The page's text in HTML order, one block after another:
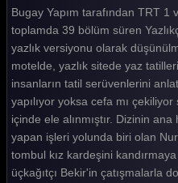
Bugay Yapım tarafından TRT 1
toplamda 39 bölüm süren
yazlık versiyonu olarak
motelde, yazlık sitede yaz
insanların tatil serüvenlerini
yapılıyor yoksa cefa mı
içinde ele alınmıştır. Dizinin
yapan işleri yolunda biri olan
tombul kız kardeşini
üçkağıtçı Bekir'in çatışmalarla